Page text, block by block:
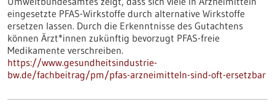
eingesetzte PFAS-Wirkstoffe durch alternative Wirkstoffe
ersetzen lassen. Durch die Erkenntnisse des Gutachtens
können Ärzt*innen zukünftig bevorzugt PFAS-freie
Medikamente verschreiben.
https://www.gesundheitsindustrie-
bw.de/fachbeitrag/pm/pfas-arzneimitteln-sind-oft-ersetzbar